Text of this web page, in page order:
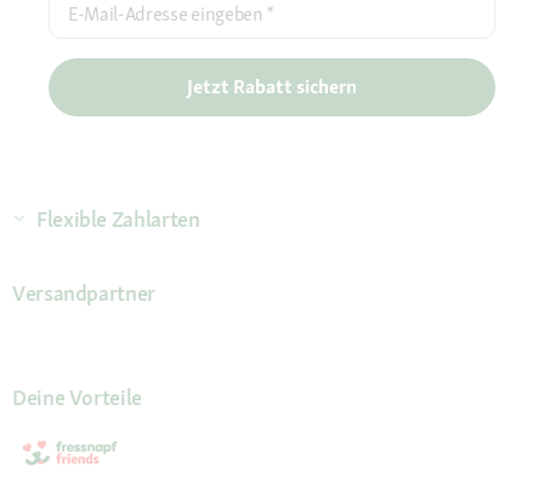
E-Mail-Adresse eingeben *
Jetzt Rabatt sichern
Flexible Zahlarten
Versandpartner
Deine Vorteile